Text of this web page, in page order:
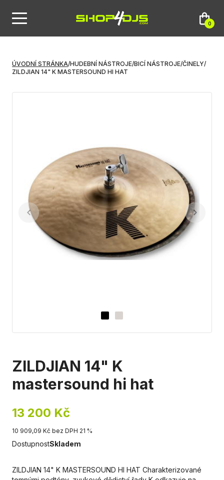
0
ÚVODNÍ STRÁNKA/HUDEBNÍ NÁSTROJE/BICÍ NÁSTROJE/ČINELY/
ZILDJIAN 14" K MASTERSOUND HI HAT
ZILDJIAN 14" K
mastersound hi hat
13 200 Kč
10 909,09 Kč bez DPH 21 %
DostupnostSkladem
ZILDJIAN 14" K MASTERSOUND HI HAT Charakterizované